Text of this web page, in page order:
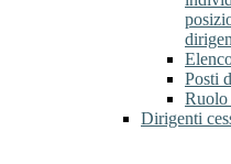
Posti
Ruolo
Dirigenti